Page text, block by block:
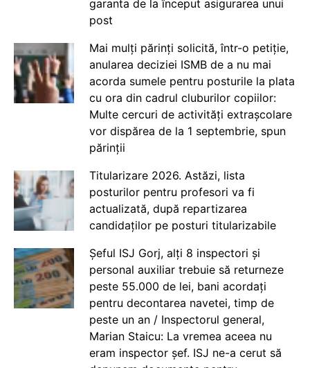
garanta de la început asigurarea unui
post
Mai mulți părinți solicită, într-o petiție,
anularea deciziei ISMB de a nu mai
acorda sumele pentru posturile la plata
cu ora din cadrul cluburilor copiilor:
Multe cercuri de activități extrașcolare
vor dispărea de la 1 septembrie, spun
părinții
Titularizare 2026. Astăzi, lista
posturilor pentru profesori va fi
actualizată, după repartizarea
candidaților pe posturi titularizabile
Șeful ISJ Gorj, alți 8 inspectori și
personal auxiliar trebuie să returneze
peste 55.000 de lei, bani acordați
pentru decontarea navetei, timp de
peste un an / Inspectorul general,
Marian Staicu: La vremea aceea nu
eram inspector șef. ISJ ne-a cerut să